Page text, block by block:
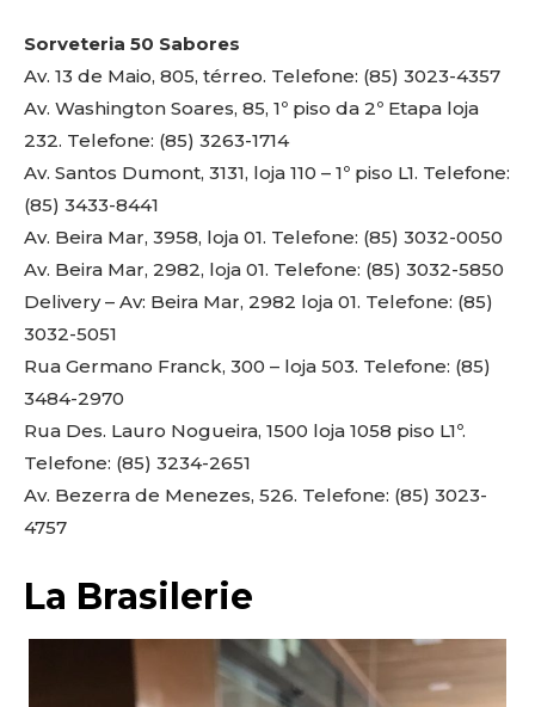
Sorveteria 50 Sabores
Av. 13 de Maio, 805, térreo. Telefone: (85) 3023-4357
Av. Washington Soares, 85, 1º piso da 2º Etapa loja
232. Telefone: (85) 3263-1714
Av. Santos Dumont, 3131, loja 110 – 1º piso L1. Telefone:
(85) 3433-8441
Av. Beira Mar, 3958, loja 01. Telefone: (85) 3032-0050
Av. Beira Mar, 2982, loja 01. Telefone: (85) 3032-5850
Delivery – Av: Beira Mar, 2982 loja 01. Telefone: (85)
3032-5051
Rua Germano Franck, 300 – loja 503. Telefone: (85)
3484-2970
Rua Des. Lauro Nogueira, 1500 loja 1058 piso L1º.
Telefone: (85) 3234-2651
Av. Bezerra de Menezes, 526. Telefone: (85) 3023-
4757
La Brasilerie